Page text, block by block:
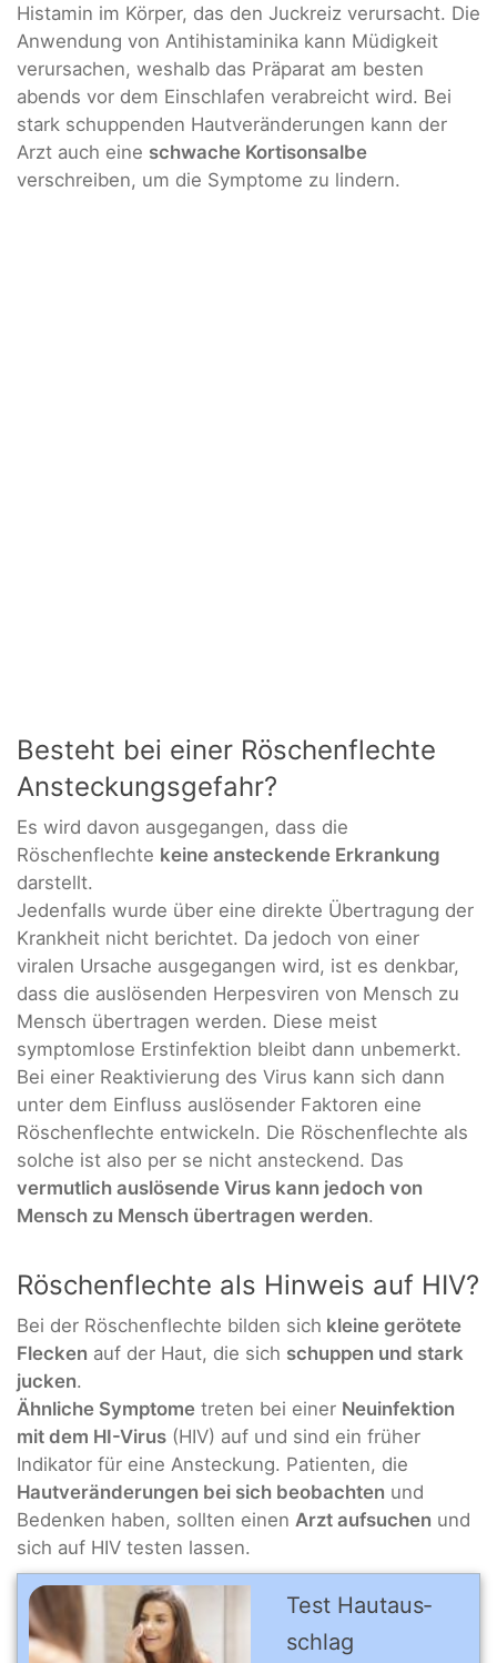
Histamin im Körper, das den Juckreiz verursacht. Die
Anwendung von Antihistaminika kann Müdigkeit
verursachen, weshalb das Präparat am besten
abends vor dem Einschlafen verabreicht wird. Bei
stark schuppenden Hautveränderungen kann der
Arzt auch eine schwache Kortisonsalbe
verschreiben, um die Symptome zu lindern.
Besteht bei einer Röschenflechte
Ansteckungsgefahr?
Es wird davon ausgegangen, dass die
Röschenflechte keine ansteckende Erkrankung
darstellt.
Jedenfalls wurde über eine direkte Übertragung der
Krankheit nicht berichtet. Da jedoch von einer
viralen Ursache ausgegangen wird, ist es denkbar,
dass die auslösenden Herpesviren von Mensch zu
Mensch übertragen werden. Diese meist
symptomlose Erstinfektion bleibt dann unbemerkt.
Bei einer Reaktivierung des Virus kann sich dann
unter dem Einfluss auslösender Faktoren eine
Röschenflechte entwickeln. Die Röschenflechte als
solche ist also per se nicht ansteckend. Das
vermutlich auslösende Virus kann jedoch von
Mensch zu Mensch übertragen werden.
Röschenflechte als Hinweis auf HIV?
Bei der Röschenflechte bilden sich kleine gerötete
Flecken auf der Haut, die sich schuppen und stark
jucken.
Ähnliche Symptome treten bei einer Neuinfektion
mit dem HI-Virus (HIV) auf und sind ein früher
Indikator für eine Ansteckung. Patienten, die
Hautveränderungen bei sich beobachten und
Bedenken haben, sollten einen Arzt aufsuchen und
sich auf HIV testen lassen.
Test Hautaus­
schlag